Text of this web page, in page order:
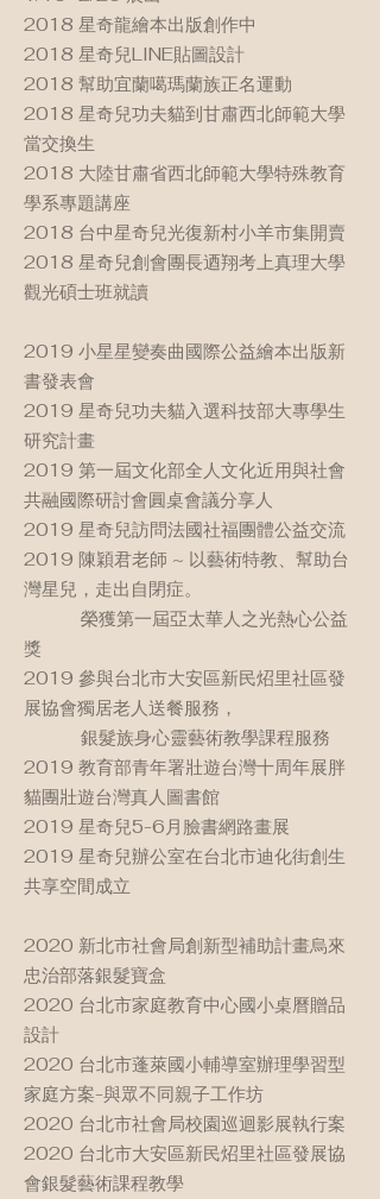
2018 星奇龍繪本出版創作中
2018 星奇兒LINE貼圖設計
2018 幫助宜蘭噶瑪蘭族正名運動
2018 星奇兒功夫貓到甘肅西北師範大學
當交換生
2018 大陸甘肅省西北師範大學特殊教育
學系專題講座
2018 台中星奇兒光復新村小羊市集開賣
2018 星奇兒創會團長迺翔考上真理大學
觀光碩士班就讀
2019 小星星變奏曲國際公益繪本出版新
書發表會
2019 星奇兒功夫貓入選科技部大專學生
研究計畫
2019 第一屆文化部全人文化近用與社會
共融國際研討會圓桌會議分享人
2019 星奇兒訪問法國社福團體公益交流
2019 陳穎君老師 ~ 以藝術特教、幫助台
灣星兒，走出自閉症。
榮獲第一屆亞太華人之光熱心公益
獎
2019 參與台北市大安區新民炤里社區發
展協會獨居老人送餐服務，
銀髮族身心靈藝術教學課程服務
2019 教育部青年署壯遊台灣十周年展胖
貓團壯遊台灣真人圖書館
2019 星奇兒5-6月臉書網路畫展
2019 星奇兒辦公室在台北市迪化街創生
共享空間成立
2020 新北市社會局創新型補助計畫烏來
忠治部落銀髮寶盒
2020 台北市家庭教育中心國小桌曆贈品
設計
2020 台北市蓬萊國小輔導室辦理學習型
家庭方案-與眾不同親子工作坊
2020 台北市社會局校園巡迴影展執行案
2020 台北市大安區新民炤里社區發展協
會銀髮藝術課程教學